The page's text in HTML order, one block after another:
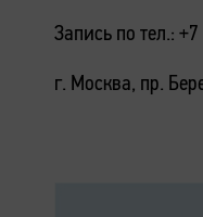
Запись по тел.:
г. Москва, пр.